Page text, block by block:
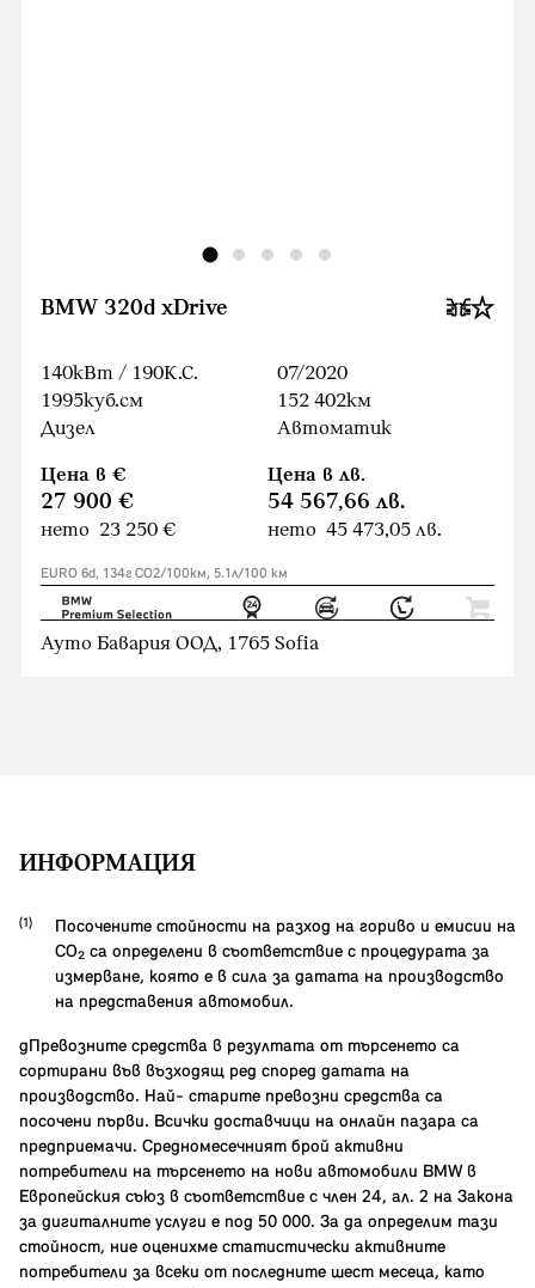
BMW 320d xDrive
140кВт / 190К.С.
1995куб.cм
Дизел
07/2020
152 402км
Автоматик
Цена в €
27 900 €
нето 23 250 €
Цена в лв.
54 567,66 лв.
нето 45 473,05 лв.
EURO 6d, 134г CO2/100км, 5.1л/100 км
Ауто Бавария ООД, 1765 Sofia
ИНФОРМАЦИЯ
Посочените стойности на разход на гориво и емисии на
CO₂ са определени в съответствие с процедурата за
измерване, която е в сила за датата на производство
на представения автомобил.
gПревозните средства в резултата от търсенето са
сортирани във възходящ ред според датата на
производство. Най- старите превозни средства са
посочени първи. Всички доставчици на онлайн пазара са
предприемачи. Средномесечният брой активни
потребители на търсенето на нови автомобили BMW в
Европейския съюз в съответствие с член 24, ал. 2 на Закона
за дигиталните услуги е под 50 000. За да определим тази
стойност, ние оценихме статистически активните
потребители за всеки от последните шест месеца, като